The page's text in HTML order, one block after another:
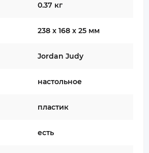
0.37 кг
238 х 168 х 25 мм
Jordan Judy
настольное
пластик
есть